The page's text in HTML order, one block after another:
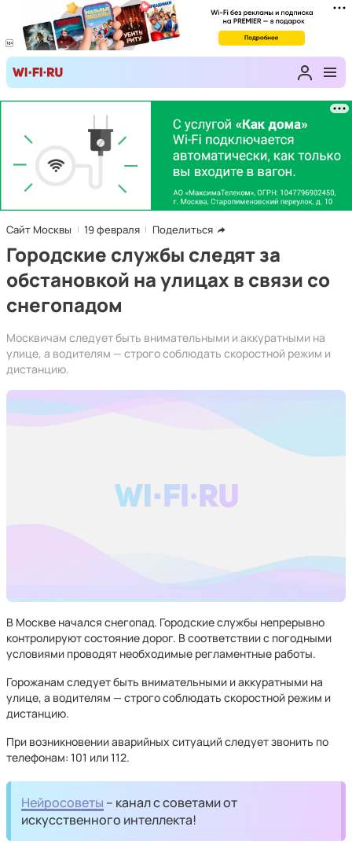
Сайт Москвы 19 февраля Поделиться
Городские службы следят за
обстановкой на улицах в связи со
снегопадом
Москвичам следует быть внимательными и аккуратными на
улице, а водителям — строго соблюдать скоростной режим и
дистанцию.
В Москве начался снегопад. Городские службы непрерывно
контролируют состояние дорог. В соответствии с погодными
условиями проводят необходимые регламентные работы.
Горожанам следует быть внимательными и аккуратными на
улице, а водителям — строго соблюдать скоростной режим и
дистанцию.
При возникновении аварийных ситуаций следует звонить по
телефонам: 101 или 112.
Нейросоветы – канал с советами от
искусственного интеллекта!